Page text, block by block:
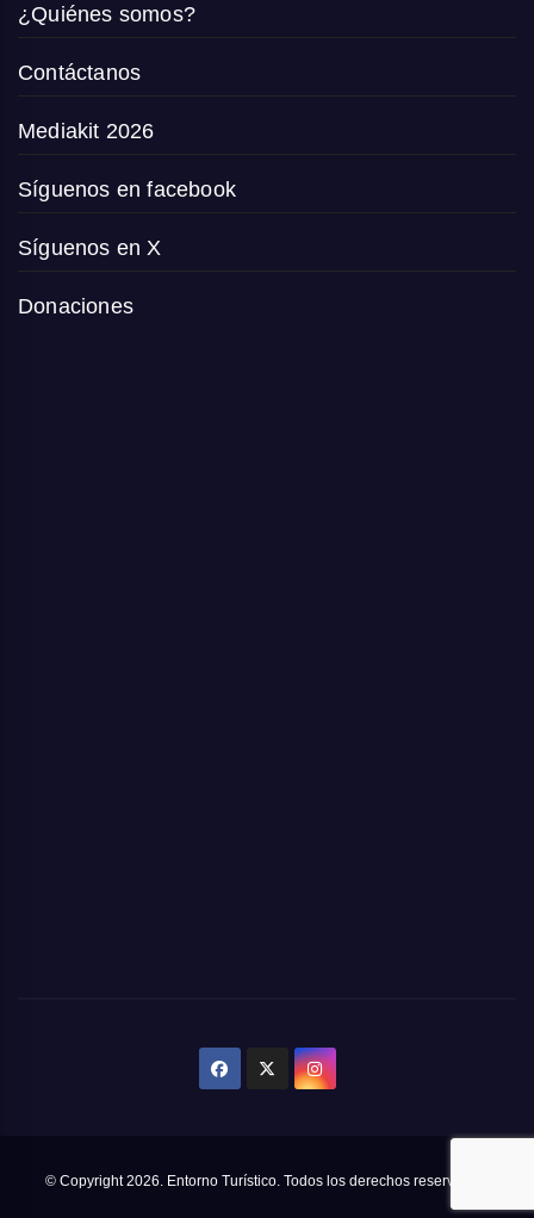
¿Quiénes somos?
Contáctanos
Mediakit 2026
Síguenos en facebook
Síguenos en X
Donaciones